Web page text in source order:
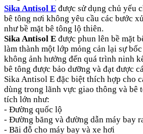
Sika Antisol E được sử dụng chủ yếu
bê tông nơi không yêu cầu các bước
như bề mặt bê tông lộ thiên.
Sika Antisol E được phun lên bề mặt
làm thành một lớp mỏng cản lại sự
không ảnh hưởng đến quá trình ninh
bê tông được bảo dưỡng và đạt được
Sika Antisol E đặc biệt thích hợp cho
dùng trong lãnh vực giao thông và bê
tích lớn như:
- Đường quốc lộ
- Đường băng và đường dẫn máy bay
- Bãi đỗ cho máy bay và xe hơi